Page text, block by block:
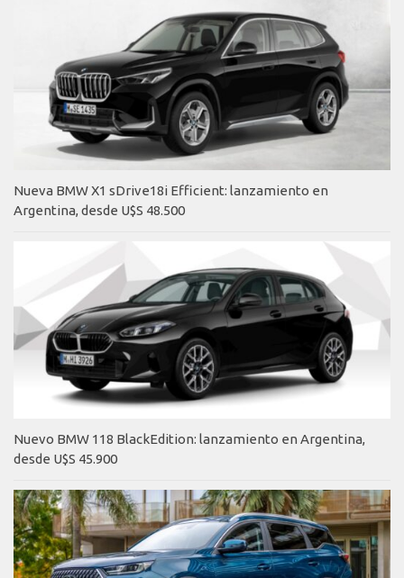
Nueva BMW X1 sDrive18i Efficient: lanzamiento en
Argentina, desde U$S 48.500
Nuevo BMW 118 BlackEdition: lanzamiento en Argentina,
desde U$S 45.900